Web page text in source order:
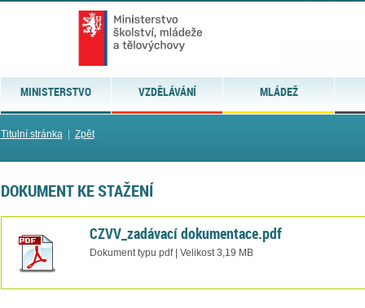
MINISTERSTVO VZDĚLÁVÁNÍ MLÁDEŽ
Titulní stránka| Zpět
DOKUMENT KE STAŽENÍ
CZVV_zadávací dokumentace.pdf
Dokument typu pdf | Velikost 3,19 MB